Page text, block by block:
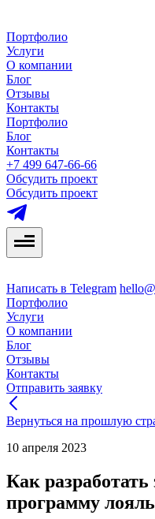
Портфолио
Услуги
О компании
Блог
Отзывы
Контакты
Портфолио
Блог
Контакты
+7 499 647-66-66
Обсудить проект
Обсудить проект
Написать в Telegram
Портфолио
Услуги
О компании
Блог
Отзывы
Контакты
Отправить заявку
Вернуться на прошлую
10 апреля 2023
Как
программу